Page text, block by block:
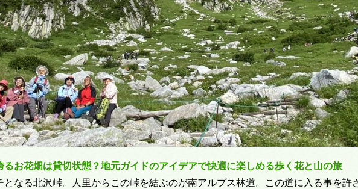
お花畑は貸切状態？地元ガイドのアイデアで快適に楽しめる歩く花と山の旅
なる北沢峠。人里からこの峠を結ぶのが南アルプス林道。この道に入る事を許